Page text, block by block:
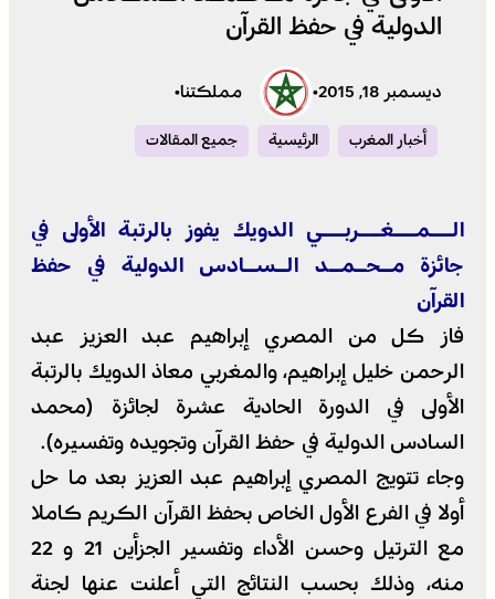
الدولية في حفظ القرآن
ديسمبر 18, 2015 • مملكتنا•
أخبار المغرب الرئيسية جميع المقالات
الــمــغــربــي الدويك يفوز بالرتبة الأولى في
جائزة مـحـمـد الـسـادس الدولية في حفظ
القرآن
فاز كل من المصري إبراهيم عبد العزيز عبد
الرحمن خليل إبراهيم، والمغربي معاذ الدويك بالرتبة
الأولى في الدورة الحادية عشرة لجائزة (محمد
السادس الدولية في حفظ القرآن وتجويده وتفسيره).
وجاء تتويج المصري إبراهيم عبد العزيز بعد ما حل
أولا في الفرع الأول الخاص بحفظ القرآن الكريم كاملا
مع الترتيل وحسن الأداء وتفسير الجزأين 21 و 22
منه، وذلك بحسب النتائج التي أعلنت عنها لجنة